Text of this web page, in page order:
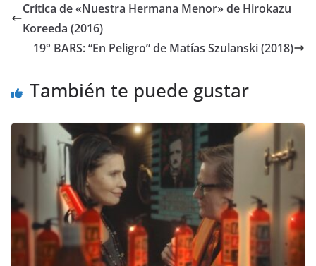
Crítica de «Nuestra Hermana Menor» de Hirokazu
Koreeda (2016)
19° BARS: “En Peligro” de Matías Szulanski (2018)
También te puede gustar